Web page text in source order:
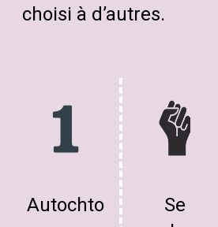
choisi à d’autres.
Autochto
Se